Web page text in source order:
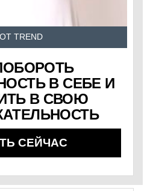
TREND
В СЕБЕ И
В СВОЮ
СЕЙЧАС